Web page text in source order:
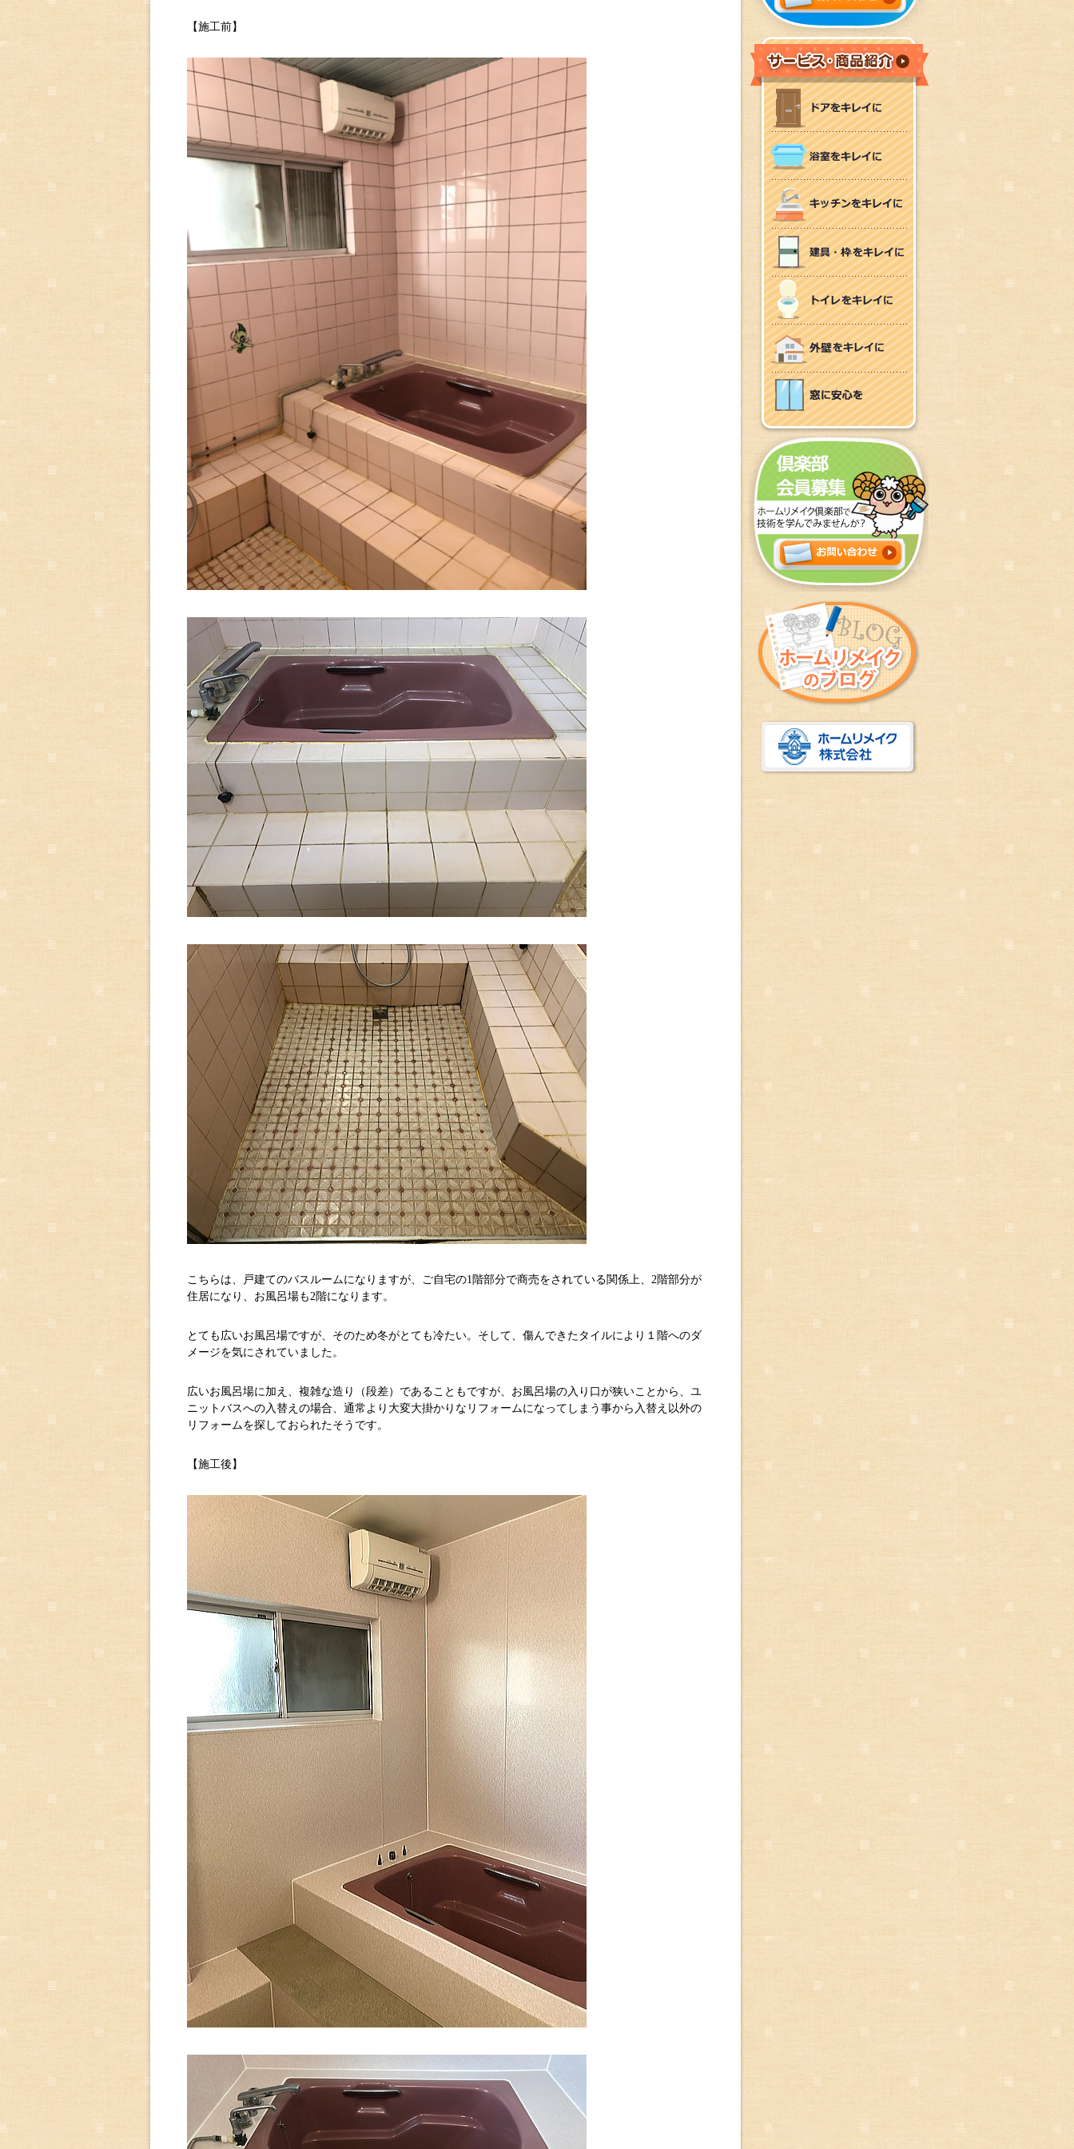
【施工前】
こちらは、戸建てのバスルームになりますが、ご自宅の1階部分で商売をされている関係上、2階部分が
住居になり、お風呂場も2階になります。
とても広いお風呂場ですが、そのため冬がとても冷たい。そして、傷んできたタイルにより１階へのダ
メージを気にされていました。
広いお風呂場に加え、複雑な造り（段差）であることもですが、お風呂場の入り口が狭いことから、ユ
ニットバスへの入替えの場合、通常より大変大掛かりなリフォームになってしまう事から入替え以外の
リフォームを探しておられたそうです。
【施工後】